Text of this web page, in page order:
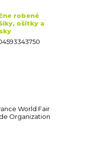
robené
ošítky a
World Fair
Organization